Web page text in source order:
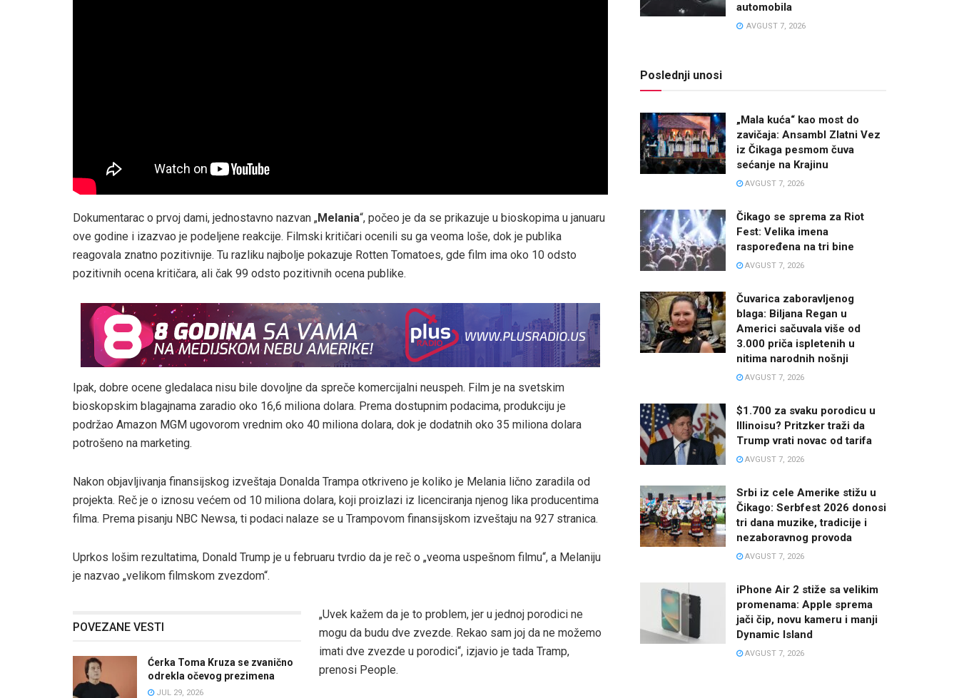
Dokumentarac o prvoj dami, jednostavno nazvan „Melania“, počeo je da se prikazuje u bioskopima u januaru
ove godine i izazvao je podeljene reakcije. Filmski kritičari ocenili su ga veoma loše, dok je publika
reagovala znatno pozitivnije. Tu razliku najbolje pokazuje Rotten Tomatoes, gde film ima oko 10 odsto
pozitivnih ocena kritičara, ali čak 99 odsto pozitivnih ocena publike.
Ipak, dobre ocene gledalaca nisu bile dovoljne da spreče komercijalni neuspeh. Film je na svetskim
bioskopskim blagajnama zaradio oko 16,6 miliona dolara. Prema dostupnim podacima, produkciju je
podržao Amazon MGM ugovorom vrednim oko 40 miliona dolara, dok je dodatnih oko 35 miliona dolara
potrošeno na marketing.
Nakon objavljivanja finansijskog izveštaja Donalda Trampa otkriveno je koliko je Melania lično zaradila od
projekta. Reč je o iznosu većem od 10 miliona dolara, koji proizlazi iz licenciranja njenog lika producentima
filma. Prema pisanju NBC Newsa, ti podaci nalaze se u Trampovom finansijskom izveštaju na 927 stranica.
Uprkos lošim rezultatima, Donald Trump je u februaru tvrdio da je reč o „veoma uspešnom filmu“, a Melaniju
je nazvao „velikom filmskom zvezdom“.
POVEZANE VESTI
Ćerka Toma Kruza se zvanično
odrekla očevog prezimena
JUL 29, 2026
„Uvek kažem da je to problem, jer u jednoj porodici ne
mogu da budu dve zvezde. Rekao sam joj da ne možemo
imati dve zvezde u porodici“, izjavio je tada Tramp,
prenosi People.
automobila
AVGUST 7, 2026
Poslednji unosi
„Mala kuća“ kao most do
zavičaja: Ansambl Zlatni Vez
iz Čikaga pesmom čuva
sećanje na Krajinu
AVGUST 7, 2026
Čikago se sprema za Riot
Fest: Velika imena
raspoređena na tri bine
AVGUST 7, 2026
Čuvarica zaboravljenog
blaga: Biljana Regan u
Americi sačuvala više od
3.000 priča ispletenih u
nitima narodnih nošnji
AVGUST 7, 2026
$1.700 za svaku porodicu u
Illinoisu? Pritzker traži da
Trump vrati novac od tarifa
AVGUST 7, 2026
Srbi iz cele Amerike stižu u
Čikago: Serbfest 2026 donosi
tri dana muzike, tradicije i
nezaboravnog provoda
AVGUST 7, 2026
iPhone Air 2 stiže sa velikim
promenama: Apple sprema
jači čip, novu kameru i manji
Dynamic Island
AVGUST 7, 2026